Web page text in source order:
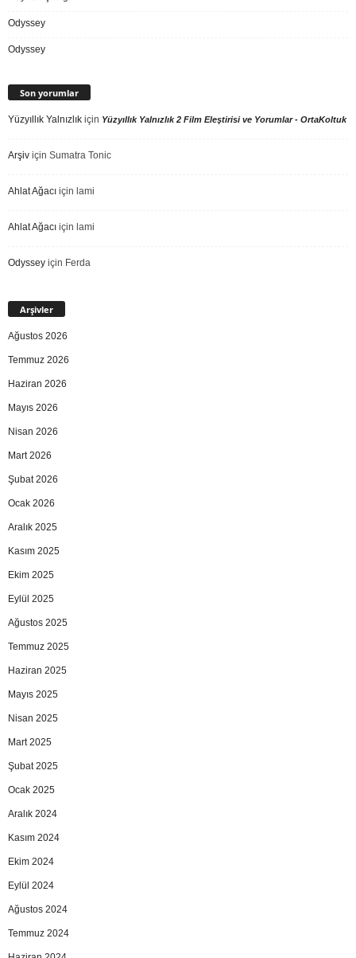
Odyssey
Odyssey
Son yorumlar
Yüzyıllık Yalnızlık için Yüzyıllık Yalnızlık 2 Film Eleştirisi ve Yorumlar - OrtaKoltuk
Arşiv için Sumatra Tonic
Ahlat Ağacı için lami
Ahlat Ağacı için lami
Odyssey için Ferda
Arşivler
Ağustos 2026
Temmuz 2026
Haziran 2026
Mayıs 2026
Nisan 2026
Mart 2026
Şubat 2026
Ocak 2026
Aralık 2025
Kasım 2025
Ekim 2025
Eylül 2025
Ağustos 2025
Temmuz 2025
Haziran 2025
Mayıs 2025
Nisan 2025
Mart 2025
Şubat 2025
Ocak 2025
Aralık 2024
Kasım 2024
Ekim 2024
Eylül 2024
Ağustos 2024
Temmuz 2024